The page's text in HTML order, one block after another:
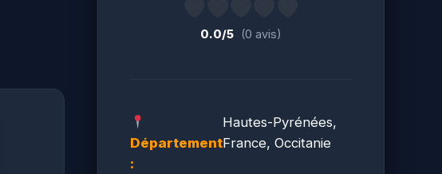
0.0/5 (0 avis)
Département
:
Hautes-Pyrénées,
France, Occitanie